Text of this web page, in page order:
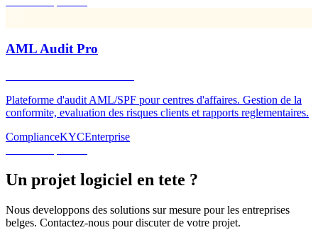
AML Audit Pro
Plateforme d'audit AML/SPF pour centres d'affaires. Gestion de la
conformite, evaluation des risques clients et rapports reglementaires.
ComplianceKYCEnterprise
Un projet logiciel en tete ?
Nous developpons des solutions sur mesure pour les entreprises
belges. Contactez-nous pour discuter de votre projet.